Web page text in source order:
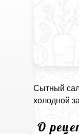
Сытный
холодной
О